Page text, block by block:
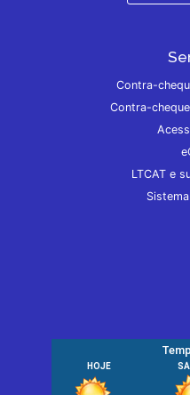
Contra-
Contra-
LTCAT e